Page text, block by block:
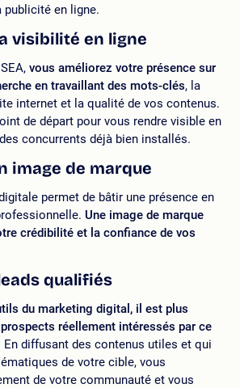
publicité en ligne.
visibilité en ligne
vous améliorez votre présence sur
en travaillant des mots-clés, la
internet et la qualité de vos contenus.
de départ pour vous rendre visible en
concurrents déjà bien installés.
image de marque
permet de bâtir une présence en
Une image de marque
crédibilité et la confiance de vos
qualifiés
du marketing digital, il est plus
prospects réellement intéressés par ce
En diffusant des contenus utiles et qui
de votre cible, vous
de votre communauté et vous